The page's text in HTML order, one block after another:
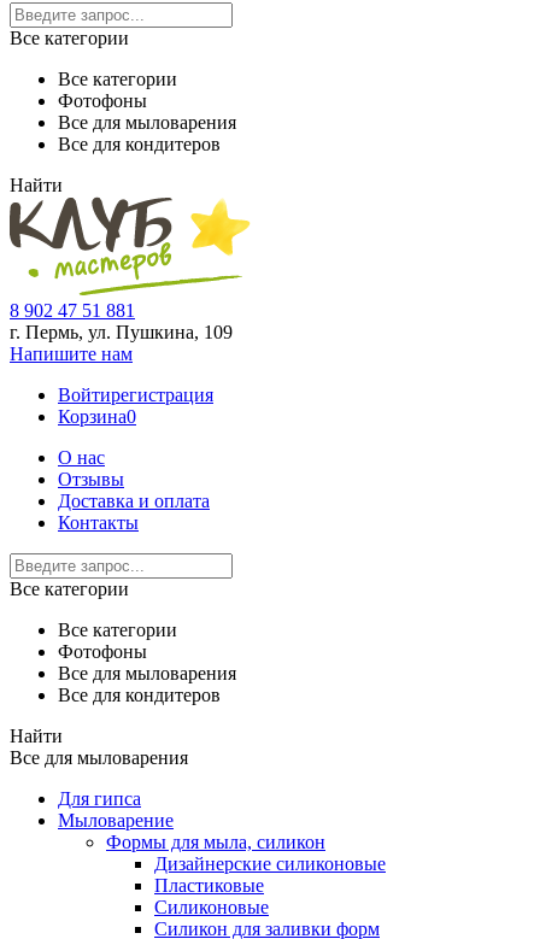
Все категории
Все категории
Фотофоны
Все для мыловарения
Все для кондитеров
Найти
8 902 47 51 881
г. Пермь, ул. Пушкина, 109
Напишите нам
Войтирегистрация
Корзина0
О нас
Отзывы
Доставка и оплата
Контакты
Все категории
Все категории
Фотофоны
Все для мыловарения
Все для кондитеров
Найти
Все для мыловарения
Для гипса
Мыловарение
Формы для мыла, силикон
Дизайнерские силиконовые
Пластиковые
Силиконовые
Силикон для заливки форм